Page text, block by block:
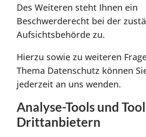
Des Weiteren steht Ihnen ein
Beschwerderecht bei der
Aufsichtsbehörde zu.
Hierzu sowie zu weiteren
Thema Datenschutz können
jederzeit an uns wenden.
Analyse-Tools und
Dritt­anbietern